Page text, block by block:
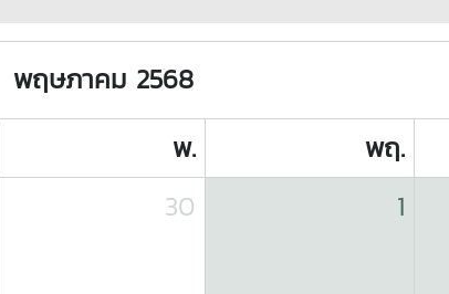
พฤษภาคม 2568
พ. พฤ.
30 1